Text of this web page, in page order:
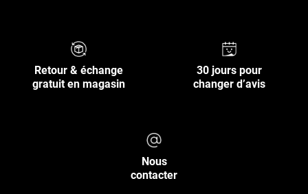
Retour & échange
gratuit en magasin
30 jours pour
changer d’avis
Nous
contacter